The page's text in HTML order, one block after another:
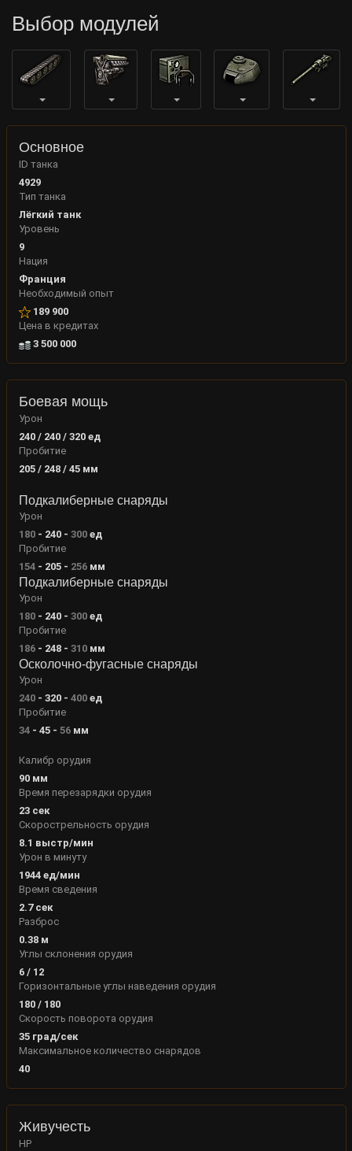
Выбор модулей
Основное
ID танка
4929
Тип танка
Лёгкий танк
Уровень
9
Нация
Франция
Необходимый опыт
189 900
Цена в кредитах
3 500 000
Боевая мощь
Урон
240 / 240 / 320 ед
Пробитие
205 / 248 / 45 мм
Подкалиберные снаряды
Урон
180- 240- 300ед
Пробитие
154- 205- 256 мм
Подкалиберные снаряды
Урон
180- 240- 300ед
Пробитие
186- 248- 310 мм
Осколочно-фугасные снаряды
Урон
240- 320- 400ед
Пробитие
34- 45- 56 мм
Калибр орудия
90мм
Время перезарядки орудия
23сек
Скорострельность орудия
8.1 выстр/мин
Урон в минуту
1944ед/мин
Время сведения
2.7сек
Разброс
0.38м
Углы склонения орудия
6 / 12
Горизонтальные углы наведения орудия
180 / 180
Скорость поворота орудия
35град/сек
Максимальное количество снарядов
40
Живучесть
HP